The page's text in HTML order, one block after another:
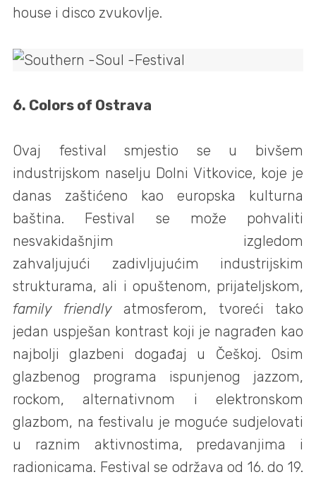
house i disco zvukovlje.
6. Colors of Ostrava
Ovaj festival smjestio se u bivšem
industrijskom naselju Dolni Vitkovice, koje je
danas zaštićeno kao europska kulturna
baština. Festival se može pohvaliti
nesvakidašnjim izgledom
zahvaljujući zadivljujućim industrijskim
strukturama, ali i opuštenom, prijateljskom,
family friendly atmosferom, tvoreći tako
jedan uspješan kontrast koji je nagrađen kao
najbolji glazbeni događaj u Češkoj. Osim
glazbenog programa ispunjenog jazzom,
rockom, alternativnom i elektronskom
glazbom, na festivalu je moguće sudjelovati
u raznim aktivnostima, predavanjima i
radionicama. Festival se održava od 16. do 19.